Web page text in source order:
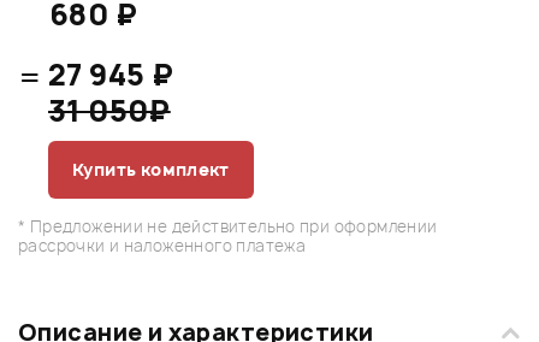
680 ₽
= 27 945 ₽
31 050₽
Купить комплект
* Предложении не действительно при оформлении
рассрочки и наложенного платежа
Описание и характеристики